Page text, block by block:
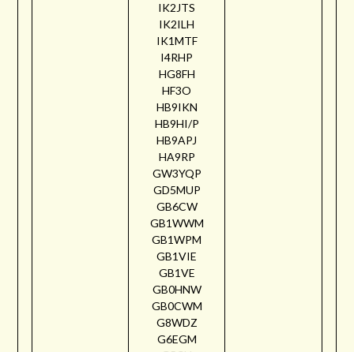
IK2JTS
IK2ILH
IK1MTF
I4RHP
HG8FH
HF3O
HB9IKN
HB9HI/P
HB9APJ
HA9RP
GW3YQP
GD5MUP
GB6CW
GB1WWM
GB1WPM
GB1VIE
GB1VE
GB0HNW
GB0CWM
G8WDZ
G6EGM